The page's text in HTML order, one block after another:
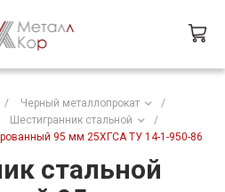
/ Черный металлопрокат
/
Шестигранник стальной
/
95 мм 25ХГСА ТУ 14-1-950-86
стальной